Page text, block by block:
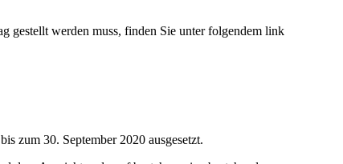
gestellt werden muss, finden Sie unter folgendem link
zum 30. September 2020 ausgesetzt.